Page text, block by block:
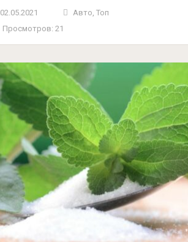
02.05.2021 Авто ,Топ
Просмотров: 21